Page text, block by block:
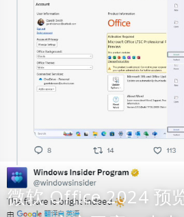
微软 Office 2024 预